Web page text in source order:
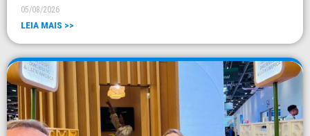
05/08/2026
LEIA MAIS >>